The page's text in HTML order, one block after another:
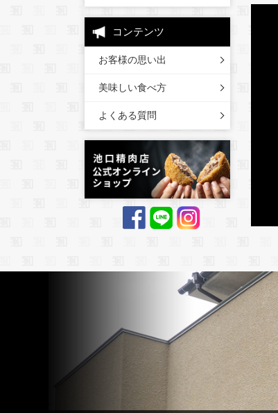
コンテンツ
お客様の思い出
美味しい食べ方
よくある質問